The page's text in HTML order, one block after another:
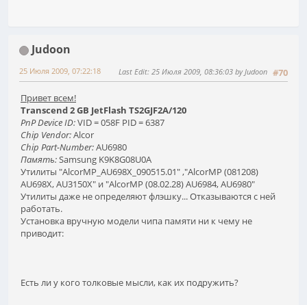
Judoon
#70
25 Июля 2009, 07:22:18 Last Edit: 25 Июля 2009, 08:36:03 by Judoon
Привет всем!
Transcend 2 GB JetFlash TS2GJF2A/120
PnP Device ID:VID = 058F PID = 6387
Chip Vendor:Alcor
Chip Part-Number:AU6980
Память:Samsung K9K8G08U0A
Утилиты "AlcorMP_AU698X_090515.01" ,"AlcorMP (081208)
AU698X, AU3150X" и "AlcorMP (08.02.28) AU6984, AU6980"
Утилиты даже не определяют флэшку... Отказываются с ней
работать.
Установка вручную модели чипа памяти ни к чему не
приводит:
Есть ли у кого толковые мысли, как их подружить?